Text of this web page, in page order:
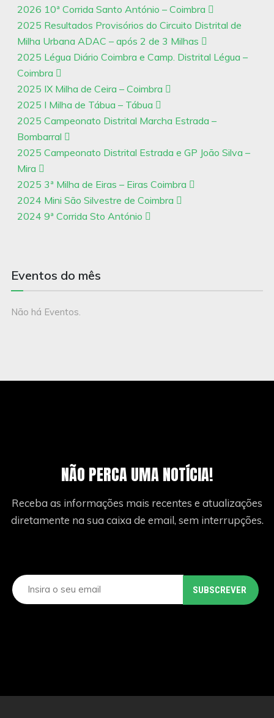
2026 10ª Corrida Santo António – Coimbra
2025 Resultados Provisórios do Circuito Distrital de
Milha Urbana ADAC – após 2 de 3 Milhas
2025 Légua Diário Coimbra e Camp. Distrital Légua –
Coimbra
2025 IX Milha de Ceira – Coimbra
2025 I Milha de Tábua – Tábua
2025 Campeonato Distrital Marcha Estrada –
Bombarral
2025 Campeonato Distrital Estrada e GP João Silva –
Mira
2025 3ª Milha de Eiras – Eiras Coimbra
2024 Mini São Silvestre de Coimbra
2024 9ª Corrida Sto António
Eventos do mês
Não há Eventos.
NÃO PERCA UMA NOTÍCIA!
Receba as informações mais recentes e atualizações
diretamente na sua caixa de email, sem interrupções.